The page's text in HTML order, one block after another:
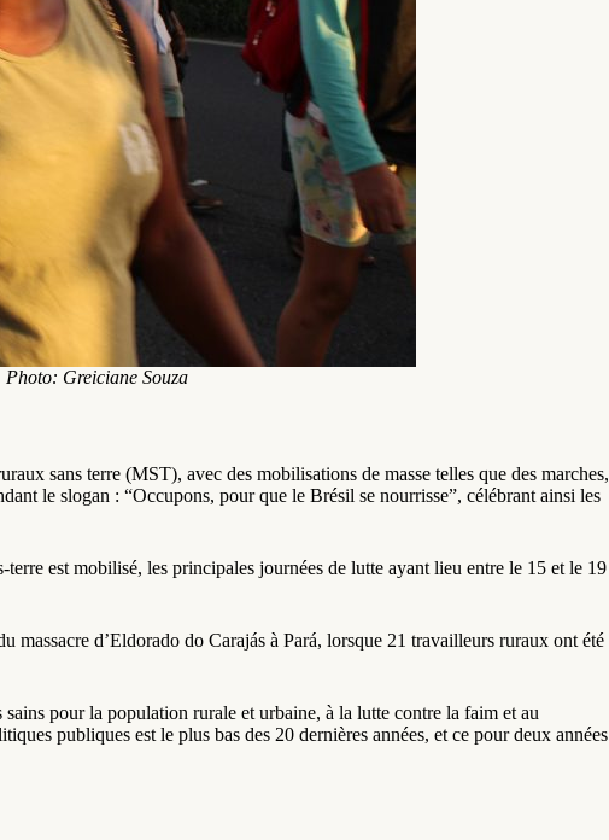
Photo: Greiciane Souza
sans terre (MST), avec des mobilisations de masse telles que des marches,
le slogan : “Occupons, pour que le Brésil se nourrisse”, célébrant ainsi les
est mobilisé, les principales journées de lutte ayant lieu entre le 15 et le 19
d’Eldorado do Carajás à Pará, lorsque 21 travailleurs ruraux ont été
pour la population rurale et urbaine, à la lutte contre la faim et au
publiques est le plus bas des 20 dernières années, et ce pour deux années